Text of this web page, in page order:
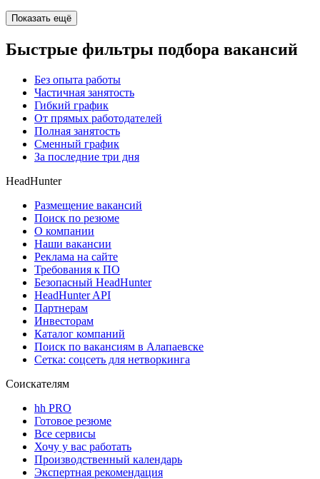
Показать ещё
Быстрые фильтры подбора вакансий
Без опыта работы
Частичная занятость
Гибкий график
От прямых работодателей
Полная занятость
Сменный график
За последние три дня
HeadHunter
Размещение вакансий
Поиск по резюме
О компании
Наши вакансии
Реклама на сайте
Требования к ПО
Безопасный HeadHunter
HeadHunter API
Партнерам
Инвесторам
Каталог компаний
Поиск по вакансиям в Алапаевске
Сетка: соцсеть для нетворкинга
Соискателям
hh PRO
Готовое резюме
Все сервисы
Хочу у вас работать
Производственный календарь
Экспертная рекомендация